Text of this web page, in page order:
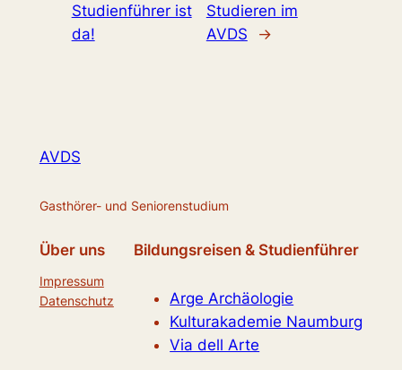
Studienführer ist
da!
Studieren im
AVDS
→
AVDS
Gasthörer- und Seniorenstudium
Über uns
Impressum
Datenschutz
Bildungsreisen & Studienführer
Arge Archäologie
Kulturakademie Naumburg
Via dell Arte